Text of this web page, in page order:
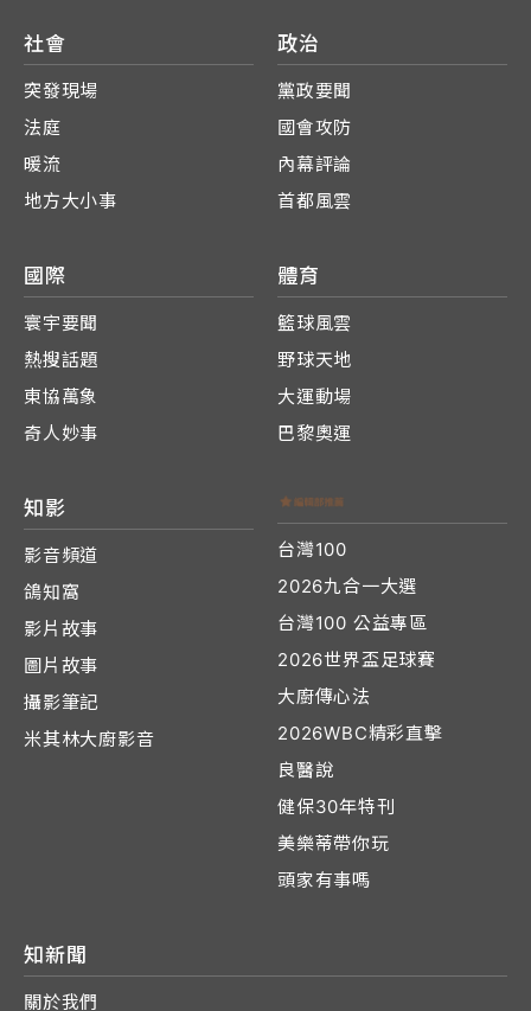
社會
突發現場
法庭
暖流
地方大小事
政治
黨政要聞
國會攻防
內幕評論
首都風雲
國際
寰宇要聞
熱搜話題
東協萬象
奇人妙事
體育
籃球風雲
野球天地
大運動場
巴黎奧運
知影
影音頻道
鴿知窩
影片故事
圖片故事
攝影筆記
米其林大廚影音
台灣100
2026九合一大選
台灣100 公益專區
2026世界盃足球賽
大廚傳心法
2026WBC精彩直擊
良醫說
健保30年特刊
美樂蒂帶你玩
頭家有事嗎
知新聞
關於我們